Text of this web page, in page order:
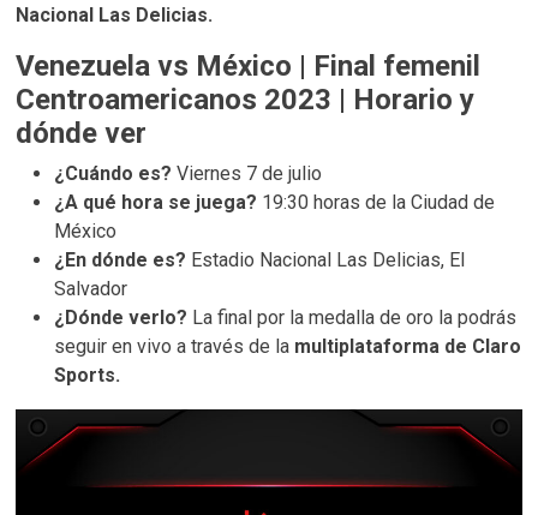
Nacional Las Delicias.
Venezuela vs México | Final femenil
Centroamericanos 2023 | Horario y
dónde ver
¿Cuándo es? Viernes 7 de julio
¿A qué hora se juega? 19:30 horas de la Ciudad de
México
¿En dónde es? Estadio Nacional Las Delicias, El
Salvador
¿Dónde verlo? La final por la medalla de oro la podrás
seguir en vivo a través de la multiplataforma de Claro
Sports.